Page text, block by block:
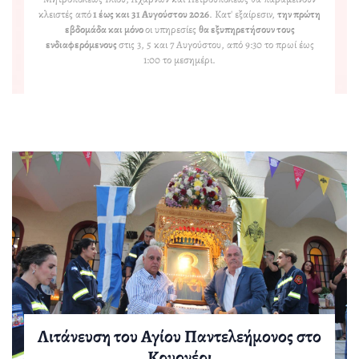
κλειστές από1 έως και 31 Αυγούστου 2026. Κατ' εξαίρεσιν, την πρώτη
εβδομάδα και μόνοοι υπηρεσίες θα εξυπηρετήσουν τους
ενδιαφερόμενουςστις 3, 5 και 7 Αυγούστου, από 9:30 το πρωί έως
1:00 το μεσημέρι.
Αρχιερατικός Εσπερινός στην Ι.Μ. Αγίου
Λιτάνευση του Αγίου Παντελεήμονος στο
Πανηγυρική Θεία Λειτουργία για τα